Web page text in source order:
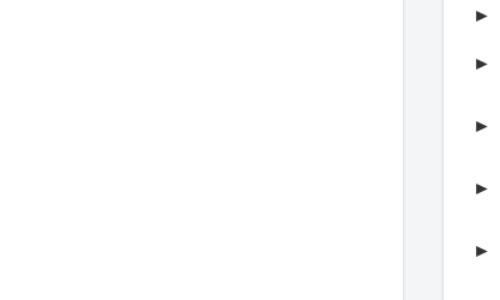
►
►
►
►
►